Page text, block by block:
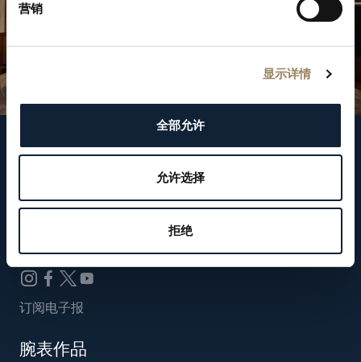
营销
显示详情
全部允许
允许选择
拒绝
关注我们
WeChat ID
Breguet_China
订阅电子报
腕表作品